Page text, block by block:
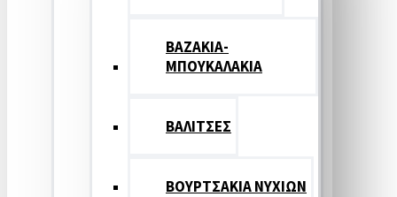
ΒΑΖΑΚΙΑ-
ΜΠΟΥΚΑΛΑΚΙΑ
ΒΑΛΙΤΣΕΣ
ΒΟΥΡΤΣΑΚΙΑ ΝΥΧΙΩΝ